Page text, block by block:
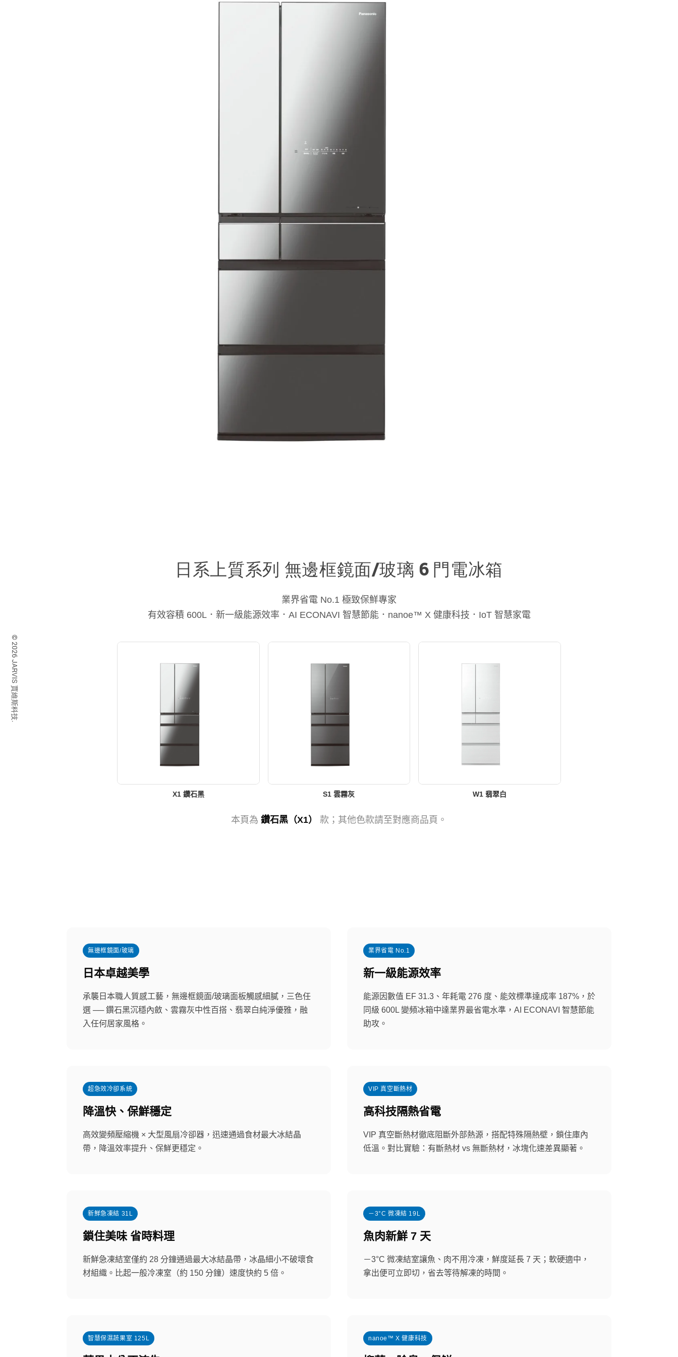
日系上質系列 無邊框鏡面/玻璃 6 門電冰箱
業界省電 No.1 極致保鮮專家
有效容積 600L．新一級能源效率．AI ECONAVI 智慧節能．nanoe™ X 健康科技．IoT 智慧家電
X1 鑽石黑 S1 雲霧灰 W1 翡翠白
本頁為 鑽石黑（X1） 款；其他色款請至對應商品頁。
無邊框鏡面/玻璃
日本卓越美學
承襲日本職人質感工藝，無邊框鏡面/玻璃面板觸感細膩，三色任
選 ── 鑽石黑沉穩內斂、雲霧灰中性百搭、翡翠白純淨優雅，融
入任何居家風格。
業界省電 No.1
新一級能源效率
能源因數值 EF 31.3、年耗電 276 度、能效標準達成率 187%，於
同級 600L 變頻冰箱中達業界最省電水準，AI ECONAVI 智慧節能
助攻。
超急效冷卻系統
降溫快、保鮮穩定
高效變頻壓縮機 × 大型風扇冷卻器，迅速通過食材最大冰結晶
帶，降溫效率提升、保鮮更穩定。
VIP 真空斷熱材
高科技隔熱省電
VIP 真空斷熱材徹底阻斷外部熱源，搭配特殊隔熱壁，鎖住庫內
低溫。對比實驗：有斷熱材 vs 無斷熱材，冰塊化速差異顯著。
新鮮急凍結 31L
鎖住美味 省時料理
新鮮急凍結室僅約 28 分鐘通過最大冰結晶帶，冰晶細小不破壞食
材組織。比起一般冷凍室（約 150 分鐘）速度快約 5 倍。
－3°C 微凍結 19L
魚肉新鮮 7 天
－3°C 微凍結室讓魚、肉不用冷凍，鮮度延長 7 天；軟硬適中，
拿出便可立即切，省去等待解凍的時間。
智慧保濕蔬果室 125L nanoe™ X 健康科技
© 2026 JARVIS 賈維斯科技.